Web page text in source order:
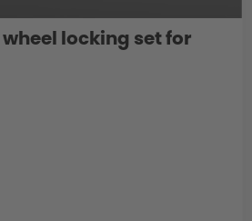
locking set for